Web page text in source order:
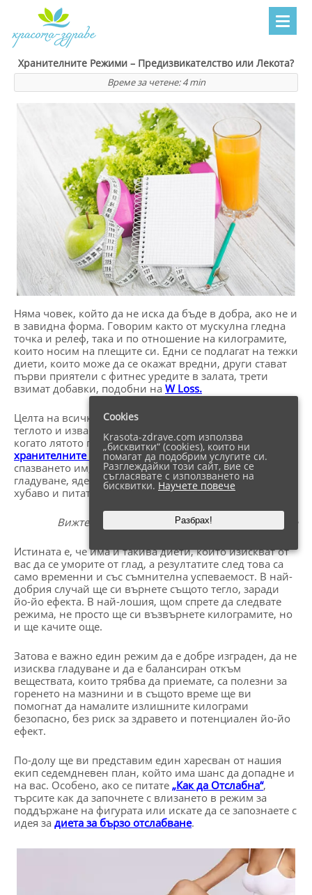
Хранителните Режими – Предизвикателство или Лекота?
Време за четене:4 min
Няма човек, който да не иска да бъде в добра, ако не и
в завидна форма. Говорим както от мускулна гледна
точка и релеф, така и по отношение на килограмите,
които носим на плещите си. Едни се подлагат на тежки
диети, които може да се окажат вредни, други стават
първи приятели с фитнес уредите в залата, трети
взимат добавки, подобни на W Loss.
Целта на всички е една и съща – по-добър контрол на
теглото и извайване на желаната фигура, особено
когато лятото почука на врата. Днес ще си говорим за
хранителните режими. Когато стане дума за
спазването им, повечето хора си представят
гладуване, ядене на трици и лишаване от всичко
хубаво и питателно в този живот.
Вижте Как да Топим Мазнините
Истината е, че има и такива диети, които изискват от
вас да се уморите от глад, а резултатите след това са
само временни и със съмнителна успеваемост. В най-
добрия случай ще си върнете същото тегло, заради
йо-йо ефекта. В най-лошия, щом спрете да следвате
режима, не просто ще си възвърнете килограмите, но
и ще качите още.
Затова е важно един режим да е добре изграден, да не
изисква гладуване и да е балансиран откъм
веществата, които трябва да приемате, са полезни за
горенето на мазнини и в същото време ще ви
помогнат да намалите излишните килограми
безопасно, без риск за здравето и потенциален йо-йо
ефект.
По-долу ще ви представим един харесван от нашия
екип седемдневен план, който има шанс да допадне и
на вас. Особено, ако се питате „Как да Отслабна“,
търсите как да започнете с влизането в режим за
поддържане на фигурата или искате да се запознаете с
идея за диета за бързо отслабване.
Cookies
Krasota-zdrave.com използва
„бисквитки“ (cookies), които ни
помагат да подобрим услугите си.
Разглеждайки този сайт, вие се
съгласявате с използването на
бисквитки. Научете повече
Разбрах!